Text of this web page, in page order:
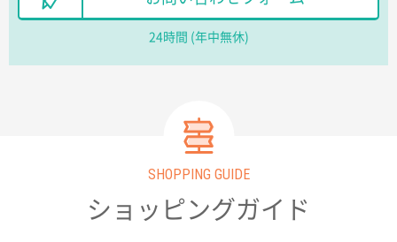
埼玉県のお客様
ポリ袋 手穴A4サイズ5000枚
ワンポイントポリ袋 B4サイズ
2026年03月17日 19:11
24時間 (年中無休)
SHOPPING GUIDE
ショッピングガイド